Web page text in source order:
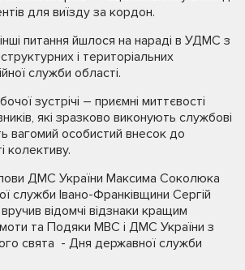
для виїзду за кордон.
питання йшлося на нараді в УДМС з
і територіальних
служби області.
зустрічі – приємні миттєвості
які зразково виконують службові
вагомий особистий внесок до
колективу.
ДМС України Максима Соколюка
служби Івано-Франківщини Сергій
відомчі відзнаки кращим
та Подяки МВС і ДМС України з
свята - Дня державної служби